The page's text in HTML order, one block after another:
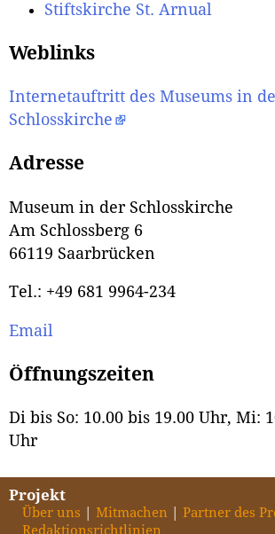
Stiftskirche St. Arnual
Weblinks
Internetauftritt des Museums in
Schlosskirche
Adresse
Museum in der Schlosskirche
Am Schlossberg 6
66119 Saarbrücken
Tel.: +49 681 9964-234
Email
Öffnungszeiten
Di bis So: 10.00 bis 19.00 Uhr, Mi:
Uhr
Projekt
Über uns Mitmachen
Partner des
Redaktionsrichtlinien